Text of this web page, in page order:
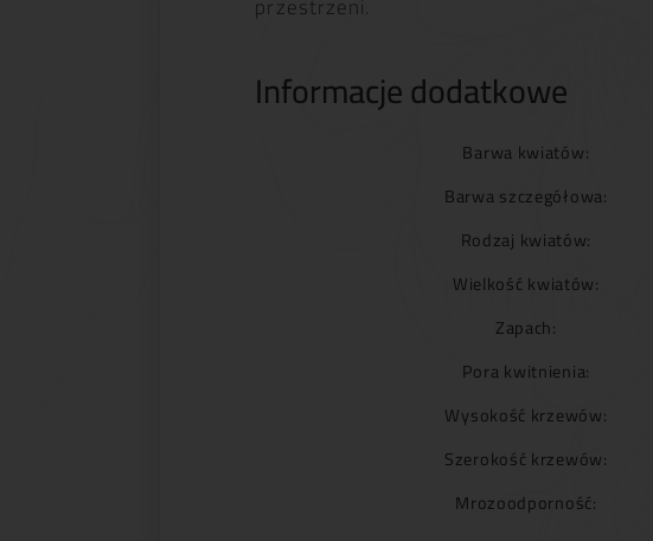
Informacje dodatkowe
Barwa kwiatów:
Barwa szczegółowa:
Rodzaj kwiatów:
Wielkość kwiatów:
Zapach:
Pora kwitnienia:
Wysokość krzewów:
Szerokość krzewów:
Mrozoodporność: